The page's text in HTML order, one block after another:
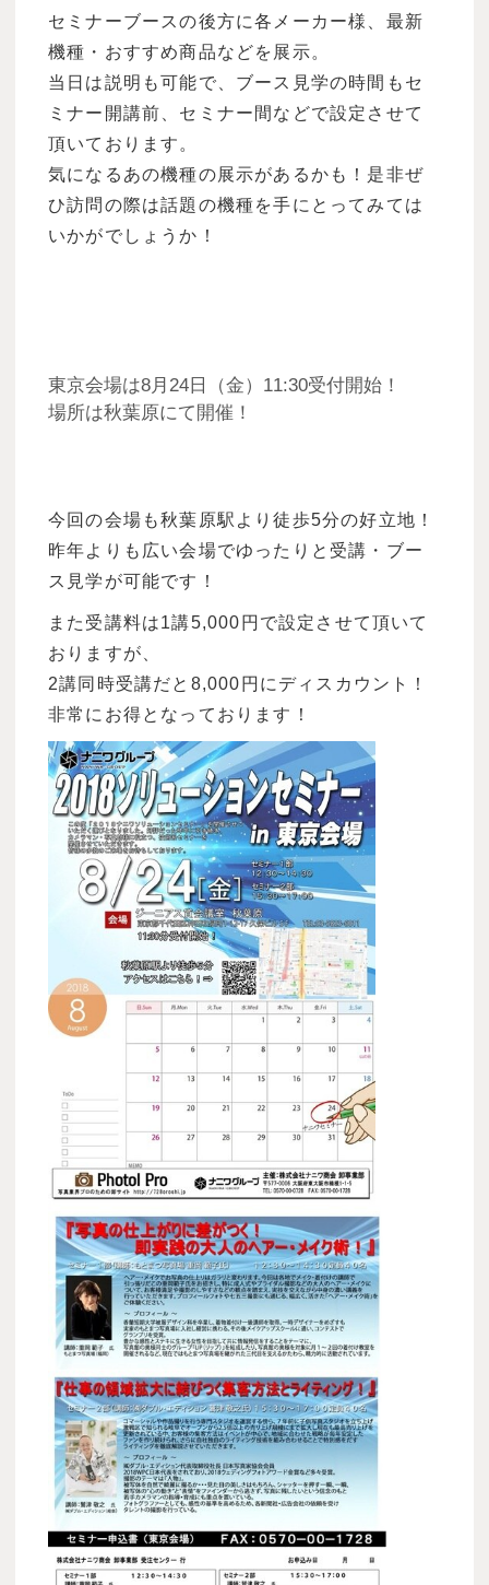
セミナーブースの後方に各メーカー様、最新
機種・おすすめ商品などを展示。
当日は説明も可能で、ブース見学の時間もセ
ミナー開講前、セミナー間などで設定させて
頂いております。
気になるあの機種の展示があるかも！是非ぜ
ひ訪問の際は話題の機種を手にとってみては
いかがでしょうか！
東京会場は8月24日（金）11:30受付開始！
場所は秋葉原にて開催！
今回の会場も秋葉原駅より徒歩5分の好立地！
昨年よりも広い会場でゆったりと受講・ブー
ス見学が可能です！
また受講料は1講5,000円で設定させて頂いて
おりますが、
2講同時受講だと8,000円にディスカウント！
非常にお得となっております！